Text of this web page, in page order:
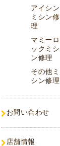
アイシン
ミシン修
理
マミーロ
ックミシ
ン修理
その他ミ
シン修理
お問い合わせ
店舗情報